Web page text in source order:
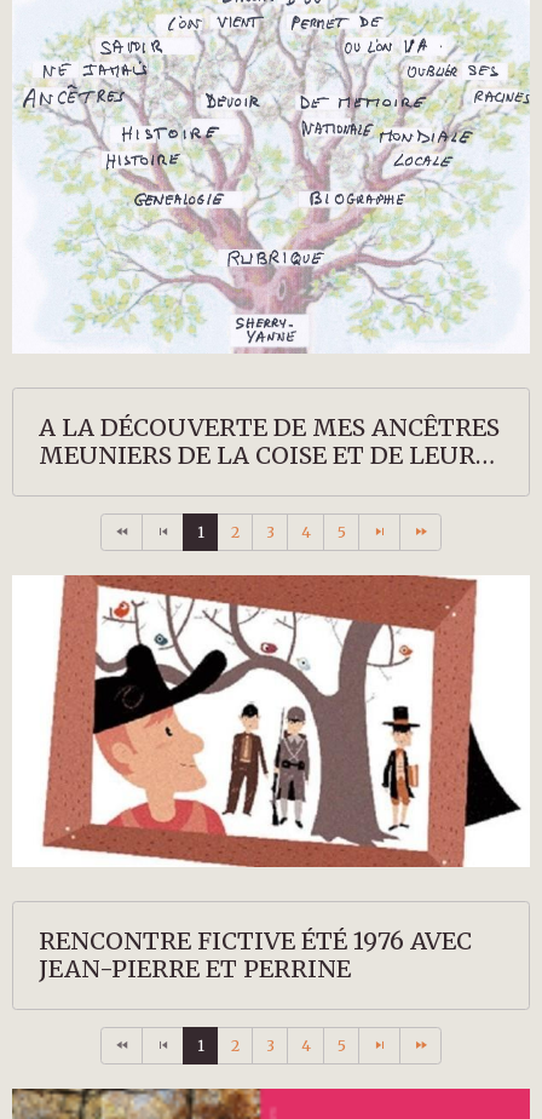
A LA DÉCOUVERTE DE MES ANCÊTRES
MEUNIERS DE LA COISE ET DE LEURS
1 2 3 4 5
RENCONTRE FICTIVE ÉTÉ 1976 AVEC
JEAN-PIERRE ET PERRINE
1 2 3 4 5